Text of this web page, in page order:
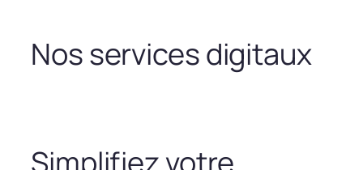
Nos services digitaux